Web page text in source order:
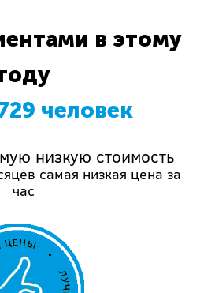
в этому
году
человек
низкую стоимость
самая низкая цена за
час